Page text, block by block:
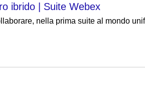
ibrido | Suite Webex
nella prima suite al mondo